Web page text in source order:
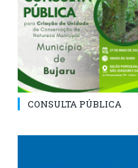
CONSULTA PÚBLICA